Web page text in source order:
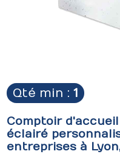
Qté min :1
Comptoir
éclairé
entreprises à